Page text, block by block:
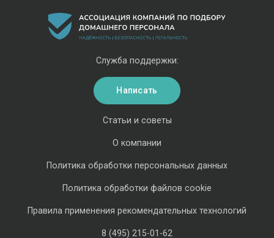
Статьи и советы
О компании
Политика обработки персональных данных
Политика обработки файлов cookie
Правила применения рекомендательных технологий
8 (495) 215-01-62
Служба поддержки:
Написать